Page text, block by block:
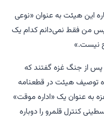
این هیئت به عنوان «نوعی
من فقط نمی‌دانم کدام یک
نیست.»
پس از جنگ غزه گفتند که
توصیف هیئت در قطعنامه
به عنوان یک «اداره موقت»
کنترل قلمرو را دوباره